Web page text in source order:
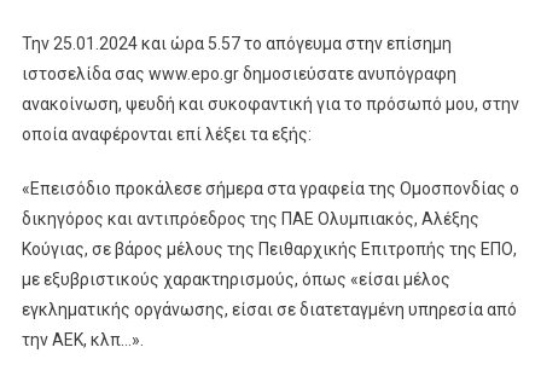
Την 25.01.2024 και ώρα 5.57 το απόγευμα στην επίσημη
ιστοσελίδα σας www.epo.gr δημοσιεύσατε ανυπόγραφη
ανακοίνωση, ψευδή και συκοφαντική για το πρόσωπό μου, στην
οποία αναφέρονται επί λέξει τα εξής:
«Επεισόδιο προκάλεσε σήμερα στα γραφεία της Ομοσπονδίας ο
δικηγόρος και αντιπρόεδρος της ΠΑΕ Ολυμπιακός, Αλέξης
Κούγιας, σε βάρος μέλους της Πειθαρχικής Επιτροπής της ΕΠΟ,
με εξυβριστικούς χαρακτηρισμούς, όπως «είσαι μέλος
εγκληματικής οργάνωσης, είσαι σε διατεταγμένη υπηρεσία από
την ΑΕΚ, κλπ…».